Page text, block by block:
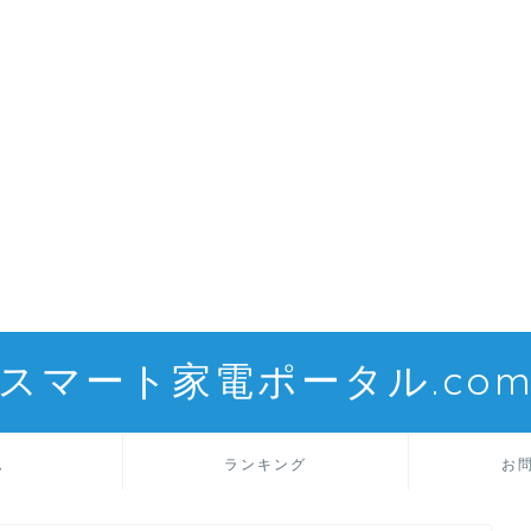
マート家電ポータル.com
ランキング お